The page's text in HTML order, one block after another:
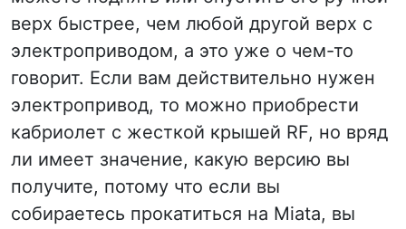
верх быстрее, чем любой другой верх с
электроприводом, а это уже о чем-то
говорит. Если вам действительно нужен
электропривод, то можно приобрести
кабриолет с жесткой крышей RF, но вряд
ли имеет значение, какую версию вы
получите, потому что если вы
собираетесь прокатиться на Miata, вы